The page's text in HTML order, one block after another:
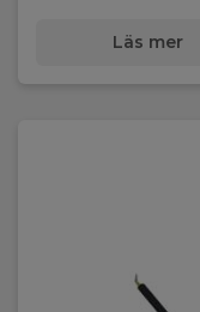
Läs mer